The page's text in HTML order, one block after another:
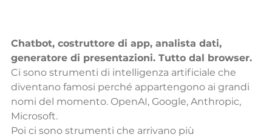
Chatbot, costruttore di app, analista dati,
generatore di presentazioni. Tutto dal browser.
Ci sono strumenti di intelligenza artificiale che
diventano famosi perché appartengono ai grandi
nomi del momento. OpenAI, Google, Anthropic,
Microsoft.
Poi ci sono strumenti che arrivano più